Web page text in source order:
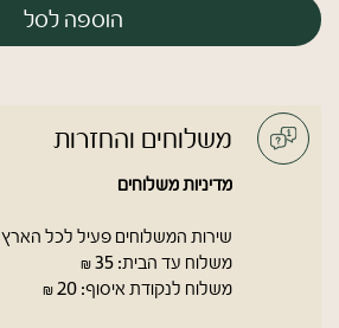
הוספה לסל
משלוחים והחזרות
מדיניות משלוחים
שירות המשלוחים פעיל לכל הארץ
משלוח עד הבית: 35 ₪
משלוח לנקודת איסוף: 20 ₪